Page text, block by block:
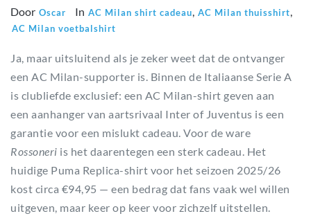
Door Oscar In AC Milan shirt cadeau, AC Milan thuisshirt,
AC Milan voetbalshirt
Ja, maar uitsluitend als je zeker weet dat de ontvanger
een AC Milan-supporter is. Binnen de Italiaanse Serie A
is clubliefde exclusief: een AC Milan-shirt geven aan
een aanhanger van aartsrivaal Inter of Juventus is een
garantie voor een mislukt cadeau. Voor de ware
Rossoneri is het daarentegen een sterk cadeau. Het
huidige Puma Replica-shirt voor het seizoen 2025/26
kost circa €94,95 — een bedrag dat fans vaak wel willen
uitgeven, maar keer op keer voor zichzelf uitstellen.